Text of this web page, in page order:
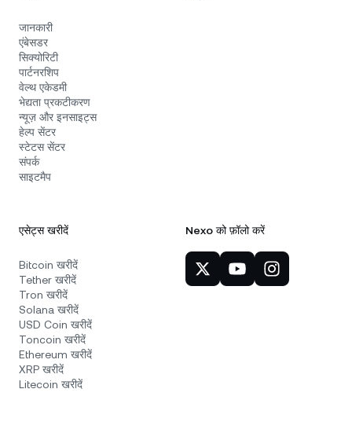
जानकारी
एंबेसडर
सिक्योरिटी
पार्टनरशिप
वेल्थ एकेडमी
भेद्यता प्रकटीकरण
न्यूज़ और इनसाइट्स
हेल्प सेंटर
स्टेटस सेंटर
संपर्क
साइटमैप
एसेट्स खरीदें
Bitcoin खरीदें
Tether खरीदें
Tron खरीदें
Solana खरीदें
USD Coin खरीदें
Toncoin खरीदें
Ethereum खरीदें
XRP खरीदें
Litecoin खरीदें
Nexo को फ़ॉलो करें